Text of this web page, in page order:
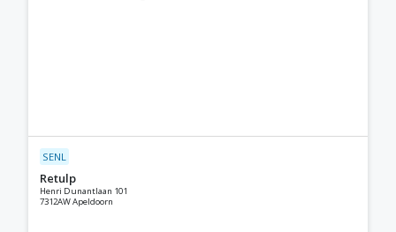
SENL
Retulp
Henri Dunantlaan 101
7312AW Apeldoorn